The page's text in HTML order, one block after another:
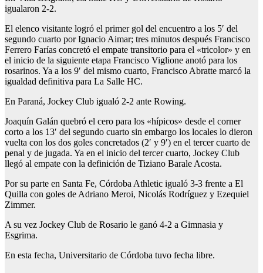
igualaron 2-2.
El elenco visitante logró el primer gol del encuentro a los 5′ del
segundo cuarto por Ignacio Aimar; tres minutos después Francisco
Ferrero Farías concretó el empate transitorio para el «tricolor» y en
el inicio de la siguiente etapa Francisco Viglione anotó para los
rosarinos. Ya a los 9′ del mismo cuarto, Francisco Abratte marcó la
igualdad definitiva para La Salle HC.
En Paraná, Jockey Club igualó 2-2 ante Rowing.
Joaquín Galán quebró el cero para los «hípicos» desde el corner
corto a los 13′ del segundo cuarto sin embargo los locales lo dieron
vuelta con los dos goles concretados (2′ y 9′) en el tercer cuarto de
penal y de jugada. Ya en el inicio del tercer cuarto, Jockey Club
llegó al empate con la definición de Tiziano Barale Acosta.
Por su parte en Santa Fe, Córdoba Athletic igualó 3-3 frente a El
Quilla con goles de Adriano Meroi, Nicolás Rodríguez y Ezequiel
Zimmer.
A su vez Jockey Club de Rosario le ganó 4-2 a Gimnasia y
Esgrima.
En esta fecha, Universitario de Córdoba tuvo fecha libre.